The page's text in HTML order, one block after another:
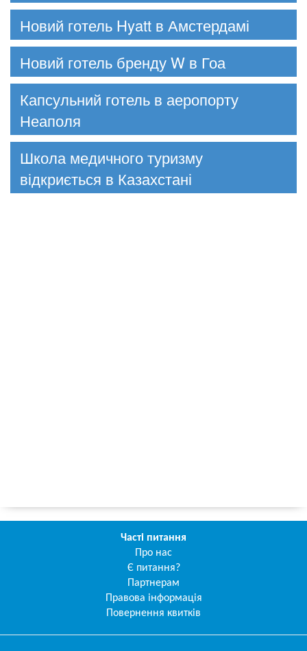
Новий готель Hyatt в Амстердамі
Новий готель бренду W в Гоа
Капсульний готель в аеропорту
Неаполя
Школа медичного туризму
відкриється в Казахстані
Часті питання
Про нас
Є питання?
Партнерам
Правова інформація
Повернення квитків